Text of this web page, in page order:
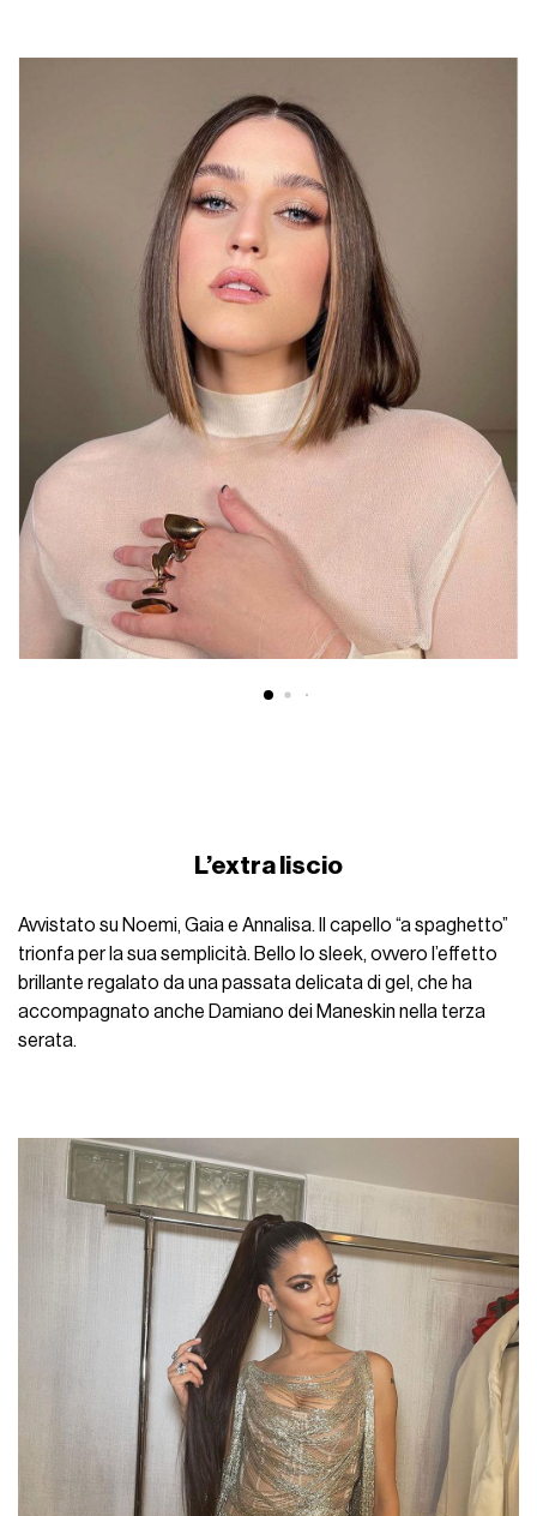
L’extra liscio
Avvistato su Noemi, Gaia e Annalisa. Il capello “a spaghetto”
trionfa per la sua semplicità. Bello lo sleek, ovvero l’effetto
brillante regalato da una passata delicata di gel, che ha
accompagnato anche Damiano dei Maneskin nella terza
serata.